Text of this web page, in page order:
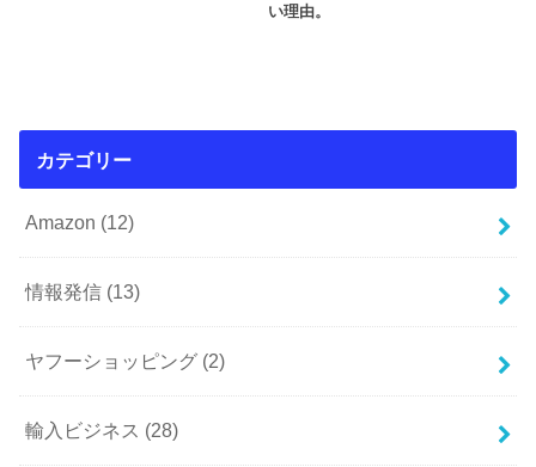
い理由。
カテゴリー
Amazon (12)
情報発信 (13)
ヤフーショッピング (2)
輸入ビジネス (28)